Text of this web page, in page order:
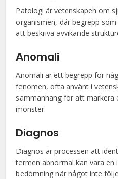
Patologi är vetenskapen om
organismen, där begrepp
att beskriva avvikande
Anomali
Anomali är ett begrepp för
fenomen, ofta använt i
sammanhang för att markera
mönster.
Diagnos
Diagnos är processen att
termen abnormal kan vara en
bedömning när något inte